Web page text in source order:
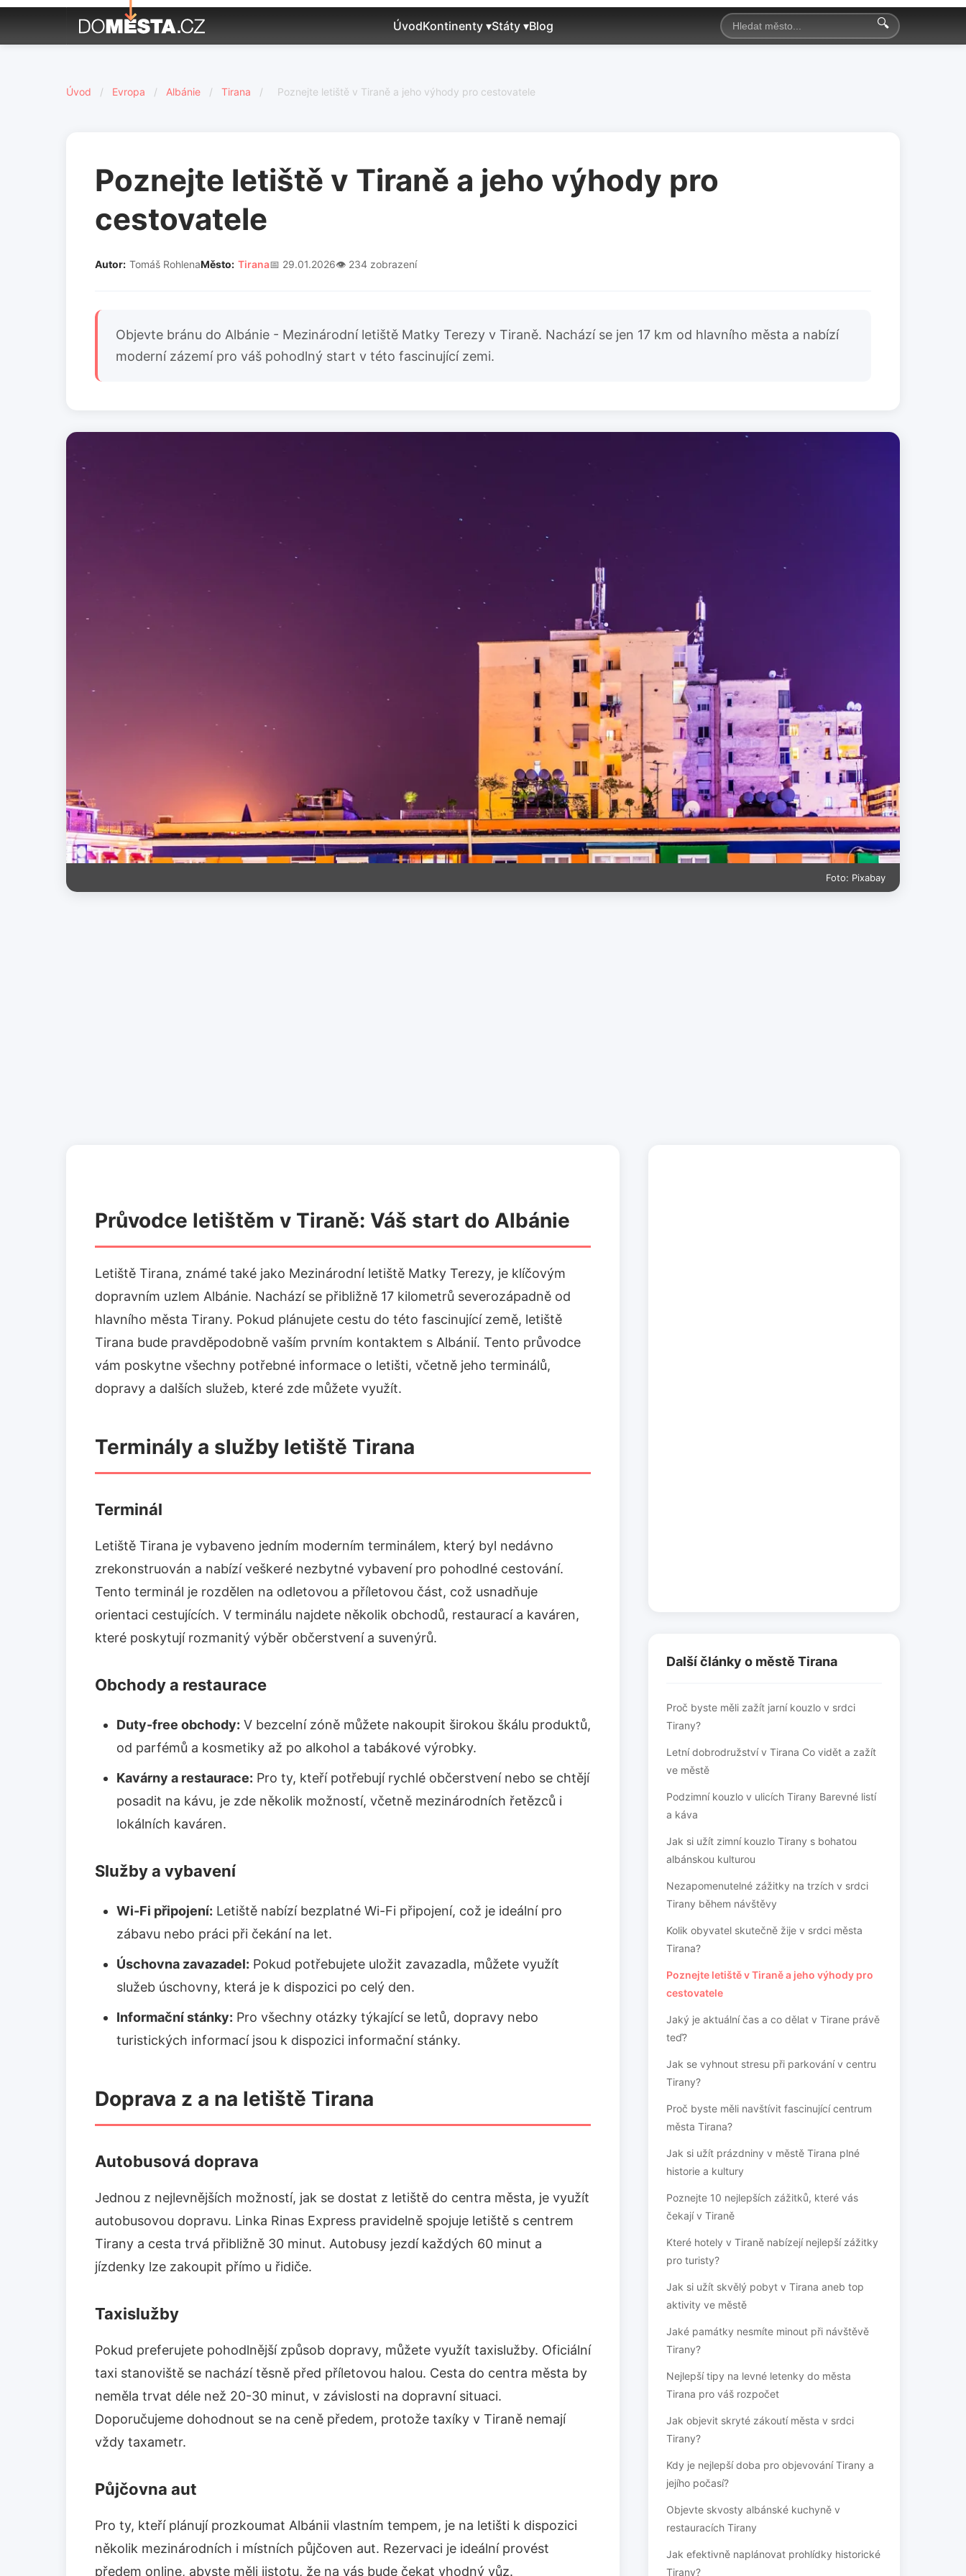
ÚvodKontinenty ▾Státy ▾Blog 🔍
Úvod / Evropa / Albánie / Tirana / Poznejte letiště v Tiraně a jeho výhody pro cestovatele
Poznejte letiště v Tiraně a jeho výhody pro
cestovatele
Autor: Tomáš RohlenaMěsto: Tirana📅 29.01.2026👁️ 234 zobrazení
Objevte bránu do Albánie - Mezinárodní letiště Matky Terezy v Tiraně. Nachází se jen 17 km od hlavního města a nabízí
moderní zázemí pro váš pohodlný start v této fascinující zemi.
Foto: Pixabay
Průvodce letištěm v Tiraně: Váš start do Albánie
Letiště Tirana, známé také jako Mezinárodní letiště Matky Terezy, je klíčovým
dopravním uzlem Albánie. Nachází se přibližně 17 kilometrů severozápadně od
hlavního města Tirany. Pokud plánujete cestu do této fascinující země, letiště
Tirana bude pravděpodobně vaším prvním kontaktem s Albánií. Tento průvodce
vám poskytne všechny potřebné informace o letišti, včetně jeho terminálů,
dopravy a dalších služeb, které zde můžete využít.
Terminály a služby letiště Tirana
Terminál
Letiště Tirana je vybaveno jedním moderním terminálem, který byl nedávno
zrekonstruován a nabízí veškeré nezbytné vybavení pro pohodlné cestování.
Tento terminál je rozdělen na odletovou a příletovou část, což usnadňuje
orientaci cestujících. V terminálu najdete několik obchodů, restaurací a kaváren,
které poskytují rozmanitý výběr občerstvení a suvenýrů.
Obchody a restaurace
Duty-free obchody: V bezcelní zóně můžete nakoupit širokou škálu produktů,
od parfémů a kosmetiky až po alkohol a tabákové výrobky.
Kavárny a restaurace: Pro ty, kteří potřebují rychlé občerstvení nebo se chtějí
posadit na kávu, je zde několik možností, včetně mezinárodních řetězců i
lokálních kaváren.
Služby a vybavení
Wi-Fi připojení: Letiště nabízí bezplatné Wi-Fi připojení, což je ideální pro
zábavu nebo práci při čekání na let.
Úschovna zavazadel: Pokud potřebujete uložit zavazadla, můžete využít
služeb úschovny, která je k dispozici po celý den.
Informační stánky: Pro všechny otázky týkající se letů, dopravy nebo
turistických informací jsou k dispozici informační stánky.
Doprava z a na letiště Tirana
Autobusová doprava
Jednou z nejlevnějších možností, jak se dostat z letiště do centra města, je využít
autobusovou dopravu. Linka Rinas Express pravidelně spojuje letiště s centrem
Tirany a cesta trvá přibližně 30 minut. Autobusy jezdí každých 60 minut a
jízdenky lze zakoupit přímo u řidiče.
Taxislužby
Pokud preferujete pohodlnější způsob dopravy, můžete využít taxislužby. Oficiální
taxi stanoviště se nachází těsně před příletovou halou. Cesta do centra města by
neměla trvat déle než 20-30 minut, v závislosti na dopravní situaci.
Doporučujeme dohodnout se na ceně předem, protože taxíky v Tiraně nemají
vždy taxametr.
Půjčovna aut
Pro ty, kteří plánují prozkoumat Albánii vlastním tempem, je na letišti k dispozici
několik mezinárodních i místních půjčoven aut. Rezervaci je ideální provést
předem online, abyste měli jistotu, že na vás bude čekat vhodný vůz.
Další články o městě Tirana
Proč byste měli zažít jarní kouzlo v srdci
Tirany?
Letní dobrodružství v Tirana Co vidět a zažít
ve městě
Podzimní kouzlo v ulicích Tirany Barevné listí
a káva
Jak si užít zimní kouzlo Tirany s bohatou
albánskou kulturou
Nezapomenutelné zážitky na trzích v srdci
Tirany během návštěvy
Kolik obyvatel skutečně žije v srdci města
Tirana?
Poznejte letiště v Tiraně a jeho výhody pro
cestovatele
Jaký je aktuální čas a co dělat v Tirane právě
teď?
Jak se vyhnout stresu při parkování v centru
Tirany?
Proč byste měli navštívit fascinující centrum
města Tirana?
Jak si užít prázdniny v městě Tirana plné
historie a kultury
Poznejte 10 nejlepších zážitků, které vás
čekají v Tiraně
Které hotely v Tiraně nabízejí nejlepší zážitky
pro turisty?
Jak si užít skvělý pobyt v Tirana aneb top
aktivity ve městě
Jaké památky nesmíte minout při návštěvě
Tirany?
Nejlepší tipy na levné letenky do města
Tirana pro váš rozpočet
Jak objevit skryté zákoutí města v srdci
Tirany?
Kdy je nejlepší doba pro objevování Tirany a
jejího počasí?
Objevte skvosty albánské kuchyně v
restauracích Tirany
Jak efektivně naplánovat prohlídky historické
Tirany?